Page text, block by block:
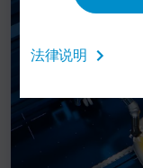
法律说明